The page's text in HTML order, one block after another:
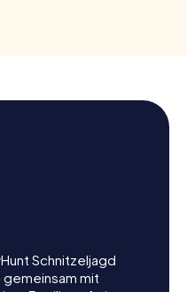
Schnitzeljagd
mit